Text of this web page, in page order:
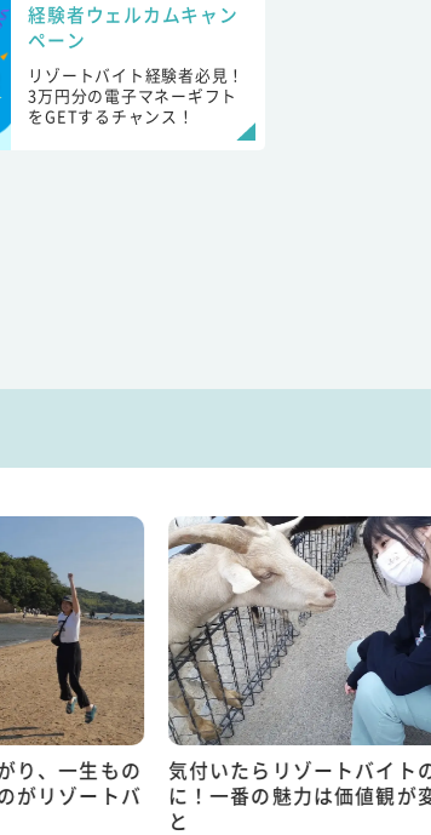
経験者ウェルカムキャン
ペーン
リゾートバイト経験者必見！
3万円分の電子マネーギフト
をGETするチャンス！
り、一生もの
がリゾートバ
気付いたらリゾートバイト
に！一番の魅力は価値観が
と